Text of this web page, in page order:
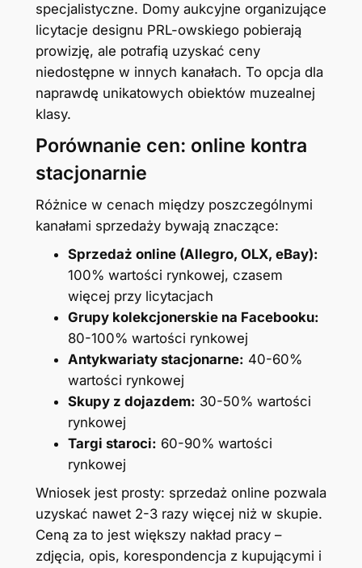
specjalistyczne. Domy aukcyjne organizujące
licytacje designu PRL-owskiego pobierają
prowizję, ale potrafią uzyskać ceny
niedostępne w innych kanałach. To opcja dla
naprawdę unikatowych obiektów muzealnej
klasy.
Porównanie cen: online kontra
stacjonarnie
Różnice w cenach między poszczególnymi
kanałami sprzedaży bywają znaczące:
Sprzedaż online (Allegro, OLX, eBay):
100% wartości rynkowej, czasem
więcej przy licytacjach
Grupy kolekcjonerskie na Facebooku:
80-100% wartości rynkowej
Antykwariaty stacjonarne: 40-60%
wartości rynkowej
Skupy z dojazdem: 30-50% wartości
rynkowej
Targi staroci: 60-90% wartości
rynkowej
Wniosek jest prosty: sprzedaż online pozwala
uzyskać nawet 2-3 razy więcej niż w skupie.
Ceną za to jest większy nakład pracy –
zdjęcia, opis, korespondencja z kupującymi i